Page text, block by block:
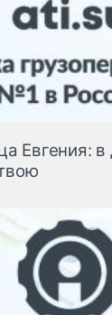
Евгения: в